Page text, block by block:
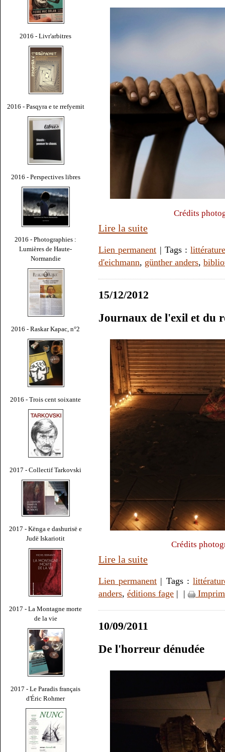
2016 - Livr'arbitres
2016 - Pasqyra e te rrefyemit
2016 - Perspectives libres
2016 - Photographies :
Lumières de Haute-
Normandie
2016 - Raskar Kapac, n°2
2016 - Trois cent soixante
2017 - Collectif Tarkovski
2017 - Kënga e dashurisë e
Judë Iskariotit
2017 - La Montagne morte
de la vie
2017 - Le Paradis français
d'Éric Rohmer
Crédits
Lire la suite
Lien permanent | Tags :
d'eichmann, günther anders,
15/12/2012
Journaux de l'exil et du
Crédits
Lire la suite
Lien permanent | Tags :
anders, éditions fage | |
10/09/2011
De l'horreur dénudée